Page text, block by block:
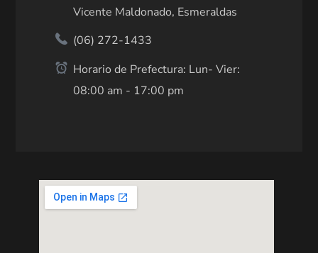
Vicente Maldonado, Esmeraldas
(06) 272-1433
Horario de Prefectura: Lun- Vier:
08:00 am - 17:00 pm